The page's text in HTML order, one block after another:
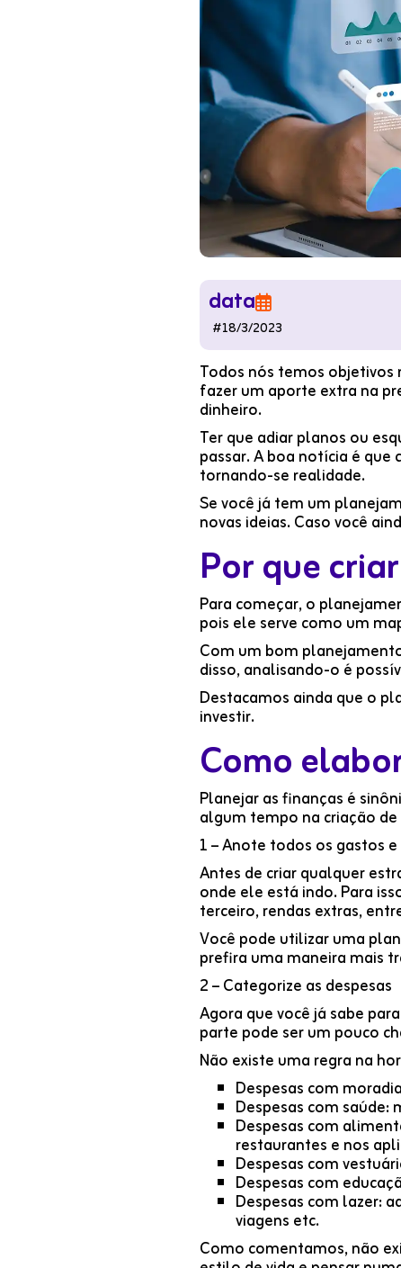
data
#18/3/2023
Todos nós temos
fazer um aporte extra na
dinheiro.
Ter que adiar planos ou
passar. A boa notícia é
tornando-se realidade.
Se você já tem um
novas ideias. Caso você
Por que
Para começar, o
pois ele serve como um
Com um bom
disso, analisando-o é
Destacamos ainda que o
investir.
Como
Planejar as finanças é
algum tempo na criação
1 – Anote todos os gastos
Antes de criar qualquer
onde ele está indo. Para
terceiro, rendas extras,
Você pode utilizar uma
prefira uma maneira mais
2 – Categorize as despesas
Agora que você já sabe
parte pode ser um pouco
Não existe uma regra na
Despesas com
Despesas com
Despesas com
restaurantes e nos
Despesas com
Despesas com
Despesas com lazer:
viagens etc.
Como comentamos, não